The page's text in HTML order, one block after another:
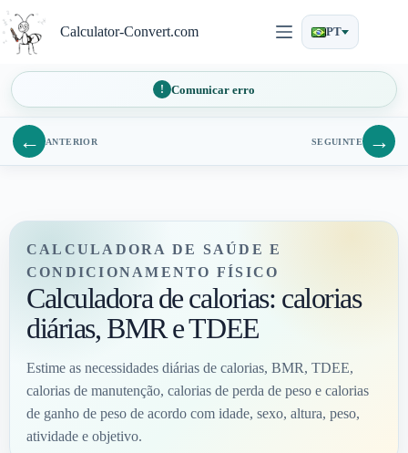
para
o
conteúdo
Calculator-Convert.com PT
Comunicar erro
← ANTERIOR SEGUINTE →
CALCULADORA DE SAÚDE E
CONDICIONAMENTO FÍSICO
Calculadora de calorias: calorias
diárias, BMR e TDEE
Estime as necessidades diárias de calorias, BMR, TDEE,
calorias de manutenção, calorias de perda de peso e calorias
de ganho de peso de acordo com idade, sexo, altura, peso,
atividade e objetivo.